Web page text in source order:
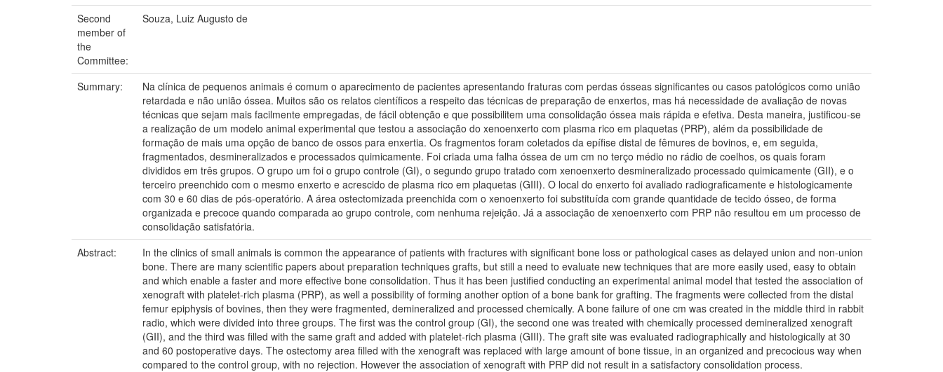
Second
member of
the
Committee:
Souza, Luiz Augusto de
Summary:
Na clínica de pequenos animais é comum o aparecimento de pacientes apresentando fraturas com perdas ósseas significantes ou casos patológicos como união
retardada e não união óssea. Muitos são os relatos científicos a respeito das técnicas de preparação de enxertos, mas há necessidade de avaliação de novas
técnicas que sejam mais facilmente empregadas, de fácil obtenção e que possibilitem uma consolidação óssea mais rápida e efetiva. Desta maneira, justificou-se
a realização de um modelo animal experimental que testou a associação do xenoenxerto com plasma rico em plaquetas (PRP), além da possibilidade de
formação de mais uma opção de banco de ossos para enxertia. Os fragmentos foram coletados da epífise distal de fêmures de bovinos, e, em seguida,
fragmentados, desmineralizados e processados quimicamente. Foi criada uma falha óssea de um cm no terço médio no rádio de coelhos, os quais foram
divididos em três grupos. O grupo um foi o grupo controle (GI), o segundo grupo tratado com xenoenxerto desmineralizado processado quimicamente (GII), e o
terceiro preenchido com o mesmo enxerto e acrescido de plasma rico em plaquetas (GIII). O local do enxerto foi avaliado radiograficamente e histologicamente
com 30 e 60 dias de pós-operatório. A área ostectomizada preenchida com o xenoenxerto foi substituída com grande quantidade de tecido ósseo, de forma
organizada e precoce quando comparada ao grupo controle, com nenhuma rejeição. Já a associação de xenoenxerto com PRP não resultou em um processo de
consolidação satisfatória.
Abstract:
In the clinics of small animals is common the appearance of patients with fractures with significant bone loss or pathological cases as delayed union and non-union
bone. There are many scientific papers about preparation techniques grafts, but still a need to evaluate new techniques that are more easily used, easy to obtain
and which enable a faster and more effective bone consolidation. Thus it has been justified conducting an experimental animal model that tested the association of
xenograft with platelet-rich plasma (PRP), as well a possibility of forming another option of a bone bank for grafting. The fragments were collected from the distal
femur epiphysis of bovines, then they were fragmented, demineralized and processed chemically. A bone failure of one cm was created in the middle third in rabbit
radio, which were divided into three groups. The first was the control group (GI), the second one was treated with chemically processed demineralized xenograft
(GII), and the third was filled with the same graft and added with platelet-rich plasma (GIII). The graft site was evaluated radiographically and histologically at 30
and 60 postoperative days. The ostectomy area filled with the xenograft was replaced with large amount of bone tissue, in an organized and precocious way when
compared to the control group, with no rejection. However the association of xenograft with PRP did not result in a satisfactory consolidation process.